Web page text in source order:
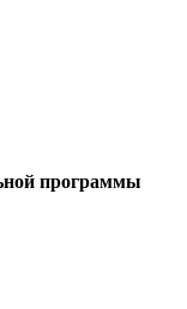
программы